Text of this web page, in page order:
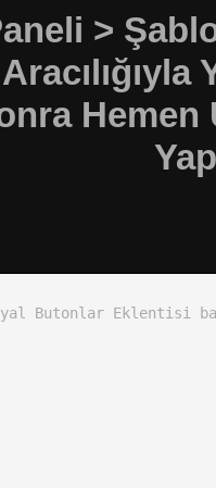
>
Hemen
Butonlar Eklentisi